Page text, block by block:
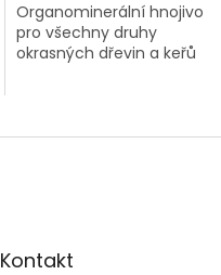
Organominerální hnojivo
pro všechny druhy
okrasných dřevin a keřů
Kontakt